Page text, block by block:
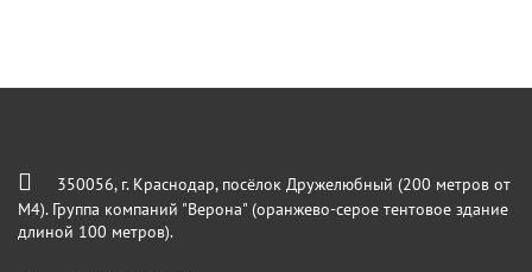
350056, г. Краснодар, посёлок Дружелюбный (200 метров от
М4). Группа компаний "Верона" (оранжево-серое тентовое здание
длиной 100 метров).